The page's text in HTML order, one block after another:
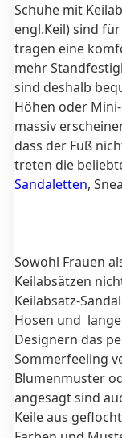
Schuhe mit
engl.Keil) sind
tragen eine
mehr
sind deshalb
Höhen oder
massiv
dass der Fuß
treten die
Sandaletten,
Sowohl Frauen
Keilabsätzen
Keilabsatz-
Hosen und
Designern das
Sommerfeeling
Blumenmuster
angesagt sind
Keile aus